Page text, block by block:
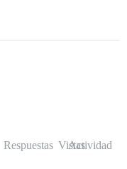
Respuestas Vistas
Actividad